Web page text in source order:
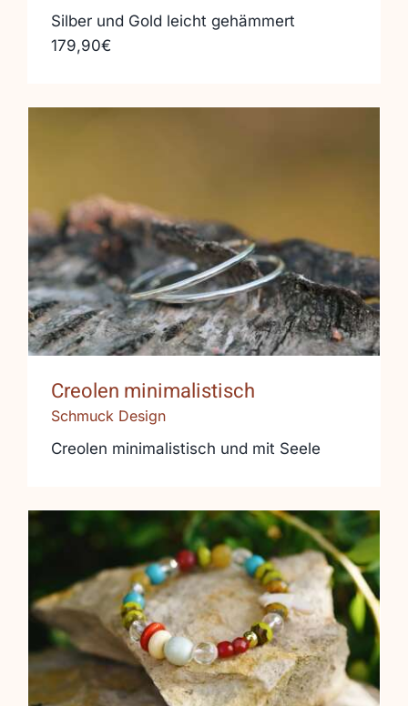
Silber und Gold leicht gehämmert
179,90€
Creolen minimalistisch
Creolen minimalistisch
Schmuck Design
Creolen minimalistisch und mit Seele
Ein echter Farbtupfer